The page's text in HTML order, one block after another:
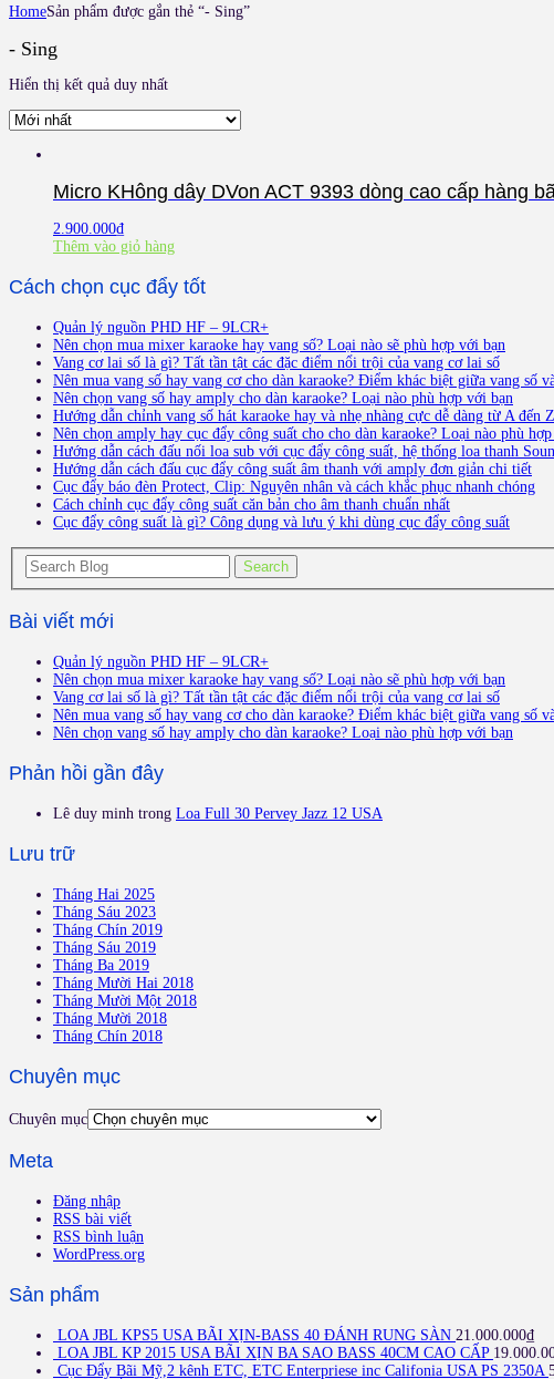
HomeSản phẩm được gắn thẻ “- Sing”
- Sing
Hiển thị kết quả duy nhất
Micro KHông dây DVon ACT 9393 dòng cao cấp hàng
2.900.000₫
Thêm vào giỏ hàng
Cách chọn cục đẩy tốt
Quản lý nguồn PHD HF – 9LCR+
Nên chọn mua mixer karaoke hay vang số? Loại nào sẽ phù hợp với bạn
Vang cơ lai số là gì? Tất tần tật các đặc điểm nổi trội của vang cơ lai số
Nên mua vang số hay vang cơ cho dàn karaoke? Điểm khác biệt giữa vang số
Nên chọn vang số hay amply cho dàn karaoke? Loại nào phù hợp với bạn
Hướng dẫn chỉnh vang số hát karaoke hay và nhẹ nhàng cực dễ dàng từ A đến Z
Nên chọn amply hay cục đẩy công suất cho cho dàn karaoke? Loại nào phù
Hướng dẫn cách đấu nối loa sub với cục đẩy công suất, hệ thống loa thanh
Hướng dẫn cách đấu cục đẩy công suất âm thanh với amply đơn giản chi tiết
Cục đẩy báo đèn Protect, Clip: Nguyên nhân và cách khắc phục nhanh chóng
Cách chỉnh cục đẩy công suất căn bản cho âm thanh chuẩn nhất
Cục đẩy công suất là gì? Công dụng và lưu ý khi dùng cục đẩy công suất
Bài viết mới
Quản lý nguồn PHD HF – 9LCR+
Nên chọn mua mixer karaoke hay vang số? Loại nào sẽ phù hợp với bạn
Vang cơ lai số là gì? Tất tần tật các đặc điểm nổi trội của vang cơ lai số
Nên mua vang số hay vang cơ cho dàn karaoke? Điểm khác biệt giữa vang số
Nên chọn vang số hay amply cho dàn karaoke? Loại nào phù hợp với bạn
Phản hồi gần đây
Lê duy minh trong Loa Full 30 Pervey Jazz 12 USA
Lưu trữ
Tháng Hai 2025
Tháng Sáu 2023
Tháng Chín 2019
Tháng Sáu 2019
Tháng Ba 2019
Tháng Mười Hai 2018
Tháng Mười Một 2018
Tháng Mười 2018
Tháng Chín 2018
Chuyên mục
Chuyên mục
Meta
Đăng nhập
RSS bài viết
RSS bình luận
WordPress.org
Sản phẩm
LOA JBL KPS5 USA BÃI XỊN-BASS 40 ĐÁNH RUNG SÀN 21.000.000₫
LOA JBL KP 2015 USA BÃI XỊN BA SAO BASS 40CM CAO CẤP
Cục Đẩy Bãi Mỹ,2 kênh ETC, ETC Enterpriese inc Califonia USA PS 2350A